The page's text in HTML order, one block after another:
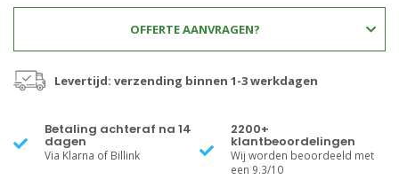
OFFERTE AANVRAGEN?
Levertijd: verzending binnen 1-3 werkdagen
Betaling achteraf na 14
dagen
Via Klarna of Billink
2200+
klantbeoordelingen
Wij worden beoordeeld met
een 9.3/10